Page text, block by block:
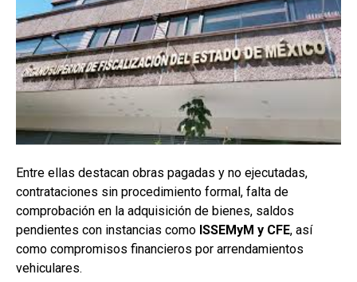
Entre ellas destacan obras pagadas y no ejecutadas,
contrataciones sin procedimiento formal, falta de
comprobación en la adquisición de bienes, saldos
pendientes con instancias como ISSEMyM y CFE, así
como compromisos financieros por arrendamientos
vehiculares.